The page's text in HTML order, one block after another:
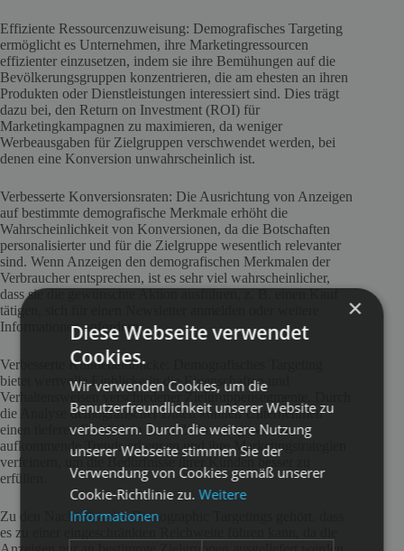
Effiziente Ressourcenzuweisung: Demografisches Targeting
ermöglicht es Unternehmen, ihre Marketingressourcen
effizienter einzusetzen, indem sie ihre Bemühungen auf die
Bevölkerungsgruppen konzentrieren, die am ehesten an ihren
Produkten oder Dienstleistungen interessiert sind. Dies trägt
dazu bei, den Return on Investment (ROI) für
Marketingkampagnen zu maximieren, da weniger
Werbeausgaben für Zielgruppen verschwendet werden, bei
denen eine Konversion unwahrscheinlich ist.
Verbesserte Konversionsraten: Die Ausrichtung von Anzeigen
auf bestimmte demografische Merkmale erhöht die
Wahrscheinlichkeit von Konversionen, da die Botschaften
personalisierter und für die Zielgruppe wesentlich relevanter
sind. Wenn Anzeigen den demografischen Merkmalen der
Verbraucher entsprechen, ist es sehr viel wahrscheinlicher,
dass sie die gewünschte Aktion ausführen, z. B. einen Kauf
tätigen, sich für einen Newsletter anmelden oder weitere
Informationen anfordern.
Verbesserte Kundeneinblicke: Demografisches Targeting
bietet wertvolle Einblicke in die Eigenschaften und
Verhaltensweisen verschiedener Zielgruppensegmente. Durch
die Analyse demografischer Daten können Unternehmen
einen tieferen Einblick in ihren Zielmarkt gewinnen,
aufkommende Trends erkennen und ihre Marketingstrategien
verfeinern, um die Bedürfnisse ihrer Kunden besser zu
erfüllen.
Zu den Nachteilen des Demographic Targetings gehört, dass
es zu einer eingeschränkten Reichweite führen kann, da die
×
Diese Webseite verwendet
Cookies.
Wir verwenden Cookies, um die
Benutzerfreundlichkeit unserer Website zu
verbessern. Durch die weitere Nutzung
unserer Webseite stimmen Sie der
Verwendung von Cookies gemäß unserer
Cookie-Richtlinie zu.Weitere
Informationen